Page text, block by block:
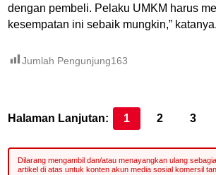
dengan pembeli. Pelaku UMKM harus
kesempatan ini sebaik mungkin,” katanya.
Jumlah Pengunjung163
Halaman Lanjutan: 1 2 3